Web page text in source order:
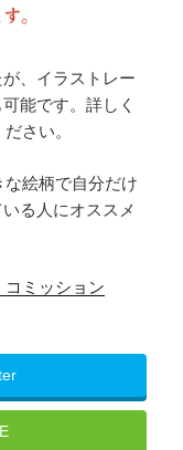
、イラストレー
能です。詳しく
さい。
な絵柄で自分だけ
る人にオススメ
ミッション